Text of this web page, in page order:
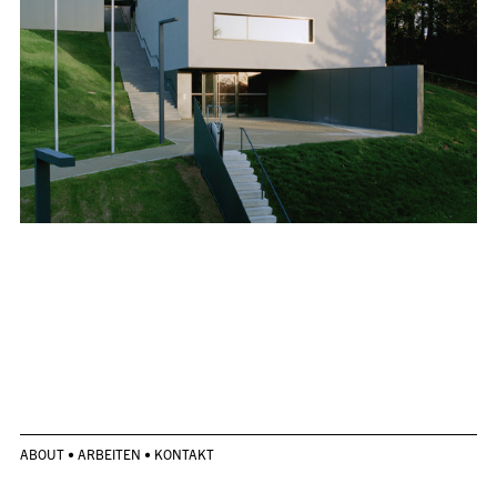
ABOUT • ARBEITEN • KONTAKT